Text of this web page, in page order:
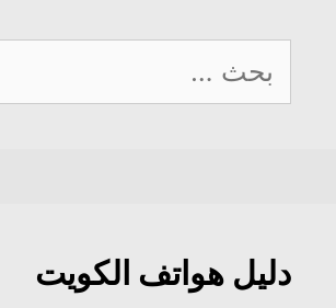
البحث
عن:
دليل هواتف الكويت